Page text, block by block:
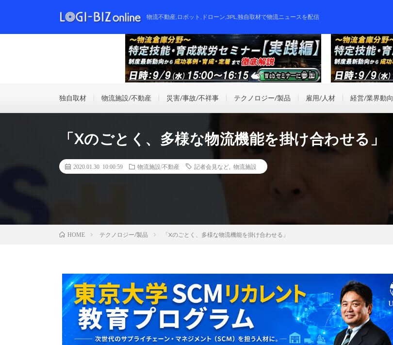
物流不動産,ロボット,ドローン,3PL,独自取材で物流ニュースを配信
独自取材 物流施設/不動産 災害/事故/不祥事 テクノロジー/製品 雇用/人材 経営/業界動向
「Xのごとく、多様な物流機能を掛け合わせる」
2020.01.30 10:00:59 物流施設/不動産 記者会見など 物流施設
HOME テクノロジー/製品 「Xのごとく、多様な物流機能を掛け合わせる」